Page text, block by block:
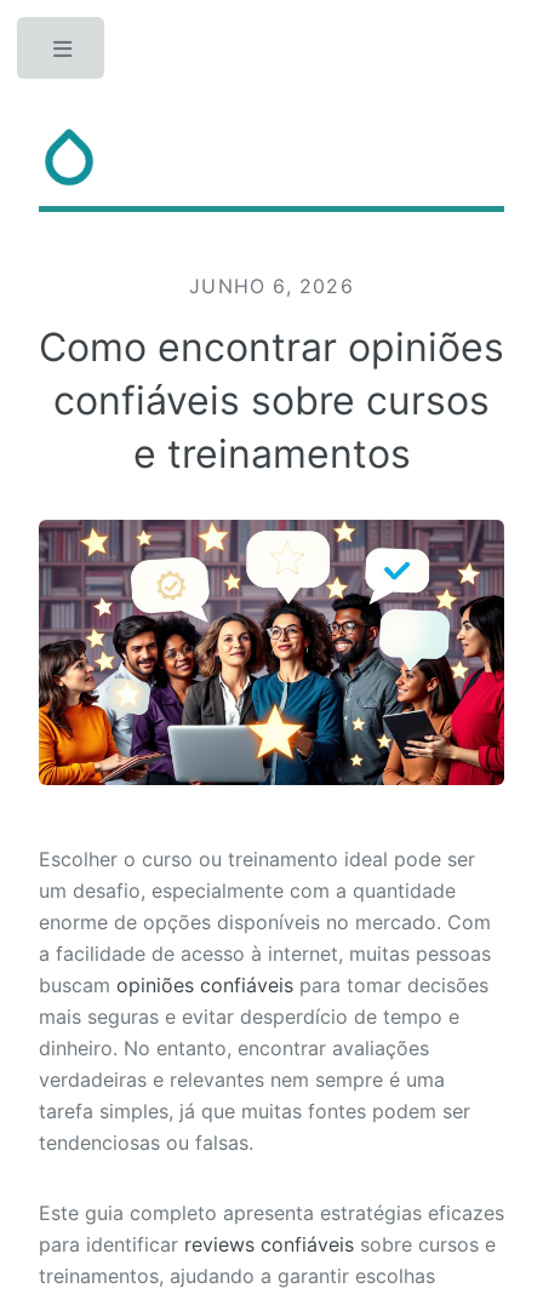
JUNHO 6, 2026
Como encontrar opiniões
confiáveis sobre cursos
e treinamentos
Escolher o curso ou treinamento ideal pode ser
um desafio, especialmente com a quantidade
enorme de opções disponíveis no mercado. Com
a facilidade de acesso à internet, muitas pessoas
buscam opiniões confiáveis para tomar decisões
mais seguras e evitar desperdício de tempo e
dinheiro. No entanto, encontrar avaliações
verdadeiras e relevantes nem sempre é uma
tarefa simples, já que muitas fontes podem ser
tendenciosas ou falsas.
Este guia completo apresenta estratégias eficazes
para identificar reviews confiáveis sobre cursos e
treinamentos, ajudando a garantir escolhas